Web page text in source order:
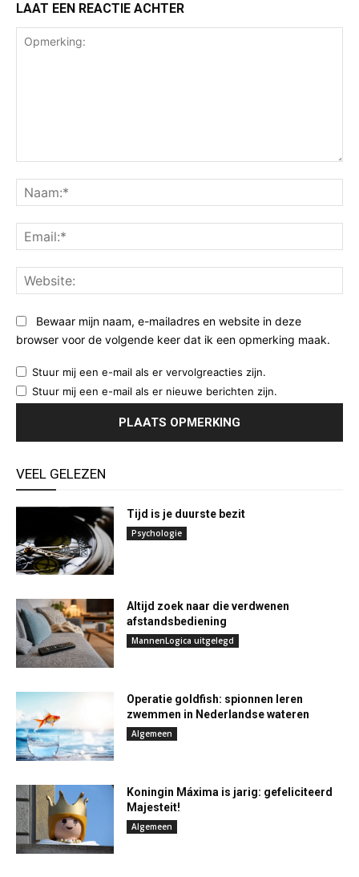
LAAT EEN REACTIE ACHTER
Bewaar mijn naam, e-mailadres en website in deze
browser voor de volgende keer dat ik een opmerking maak.
Stuur mij een e-mail als er vervolgreacties zijn.
Stuur mij een e-mail als er nieuwe berichten zijn.
VEEL GELEZEN
Tijd is je duurste bezit
Psychologie
Altijd zoek naar die verdwenen
afstandsbediening
MannenLogica uitgelegd
Operatie goldfish: spionnen leren
zwemmen in Nederlandse wateren
Algemeen
Koningin Máxima is jarig: gefeliciteerd
Majesteit!
Algemeen